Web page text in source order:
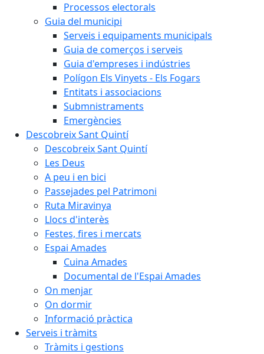
Processos electorals
Guia del municipi
Serveis i equipaments municipals
Guia de comerços i serveis
Guia d'empreses i indústries
Polígon Els Vinyets - Els Fogars
Entitats i associacions
Submnistraments
Emergències
Descobreix Sant Quintí
Descobreix Sant Quintí
Les Deus
A peu i en bici
Passejades pel Patrimoni
Ruta Miravinya
Llocs d'interès
Festes, fires i mercats
Espai Amades
Cuina Amades
Documental de l'Espai Amades
On menjar
On dormir
Informació pràctica
Serveis i tràmits
Tràmits i gestions